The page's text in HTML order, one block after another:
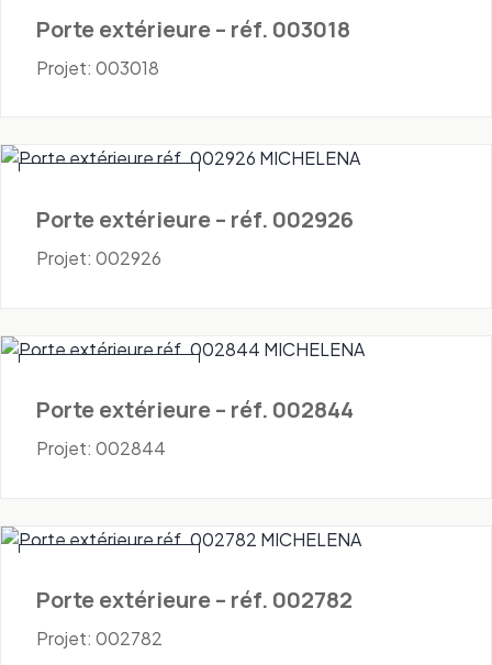
Porte extérieure – réf. 003018
Projet: 003018
Porte extérieure – réf. 002926
Projet: 002926
Porte extérieure – réf. 002844
Projet: 002844
Porte extérieure – réf. 002782
Projet: 002782